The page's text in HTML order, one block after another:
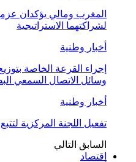
المغرب ومالي يؤكدان
لشراكتهما الاستراتيجية
أخبار وطنية
إجراء القرعة الخاصة
وسائل الاتصال السمعي
أخبار وطنية
تفعيل اللجنة المركزية لتتبع
السابق التالي
اقتصاد